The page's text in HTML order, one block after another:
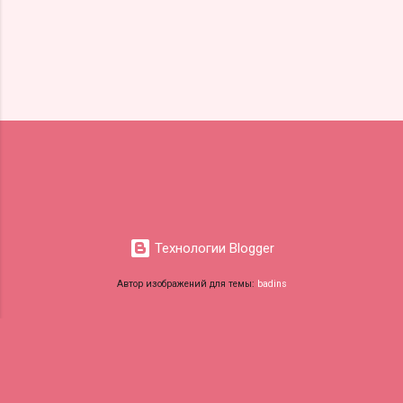
Технологии Blogger
Автор изображений для темы: badins